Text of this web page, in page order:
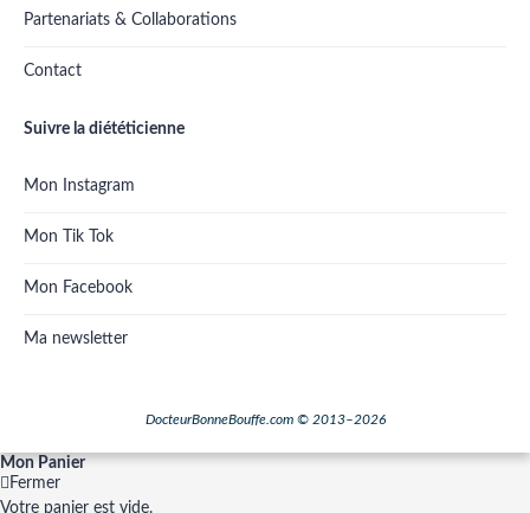
Partenariats & Collaborations
Contact
Suivre la diététicienne
Mon Instagram
Mon Tik Tok
Mon Facebook
Ma newsletter
DocteurBonneBouffe.com © 2013–2026
Mon Panier
Fermer
Votre panier est vide.